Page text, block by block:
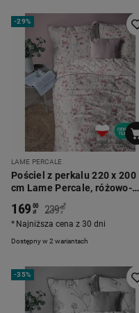
-29%
LAME PERCALE
Pościel z perkalu 220 x 200
cm Lame Percale, różowo-
fioletowe kwiatki
Dostępny w 2 wariantach
169 00
zł 239 00
zł
*
Najniższa cena z 30 dni
-35%